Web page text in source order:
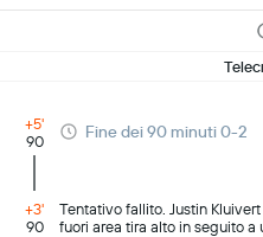
+5'
90
Fine dei 90 minuti 0-2
+3'
90
Tentativo fallito. Justin
fuori area tira alto in seguito a